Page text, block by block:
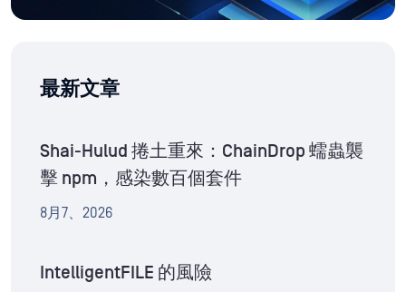
最新文章
Shai-Hulud 捲土重來：ChainDrop 蠕蟲襲
擊 npm，感染數百個套件
8月7、2026
IntelligentFILE 的風險